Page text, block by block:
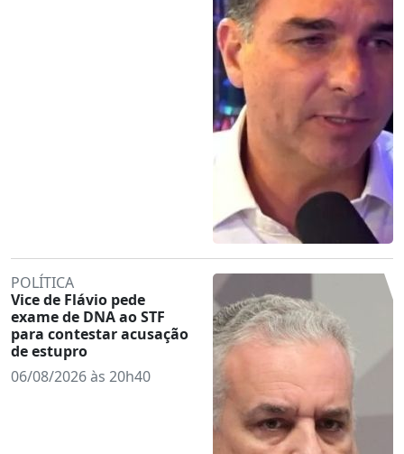
POLÍTICA
Vice de Flávio pede
exame de DNA ao STF
para contestar acusação
de estupro
06/08/2026 às 20h40